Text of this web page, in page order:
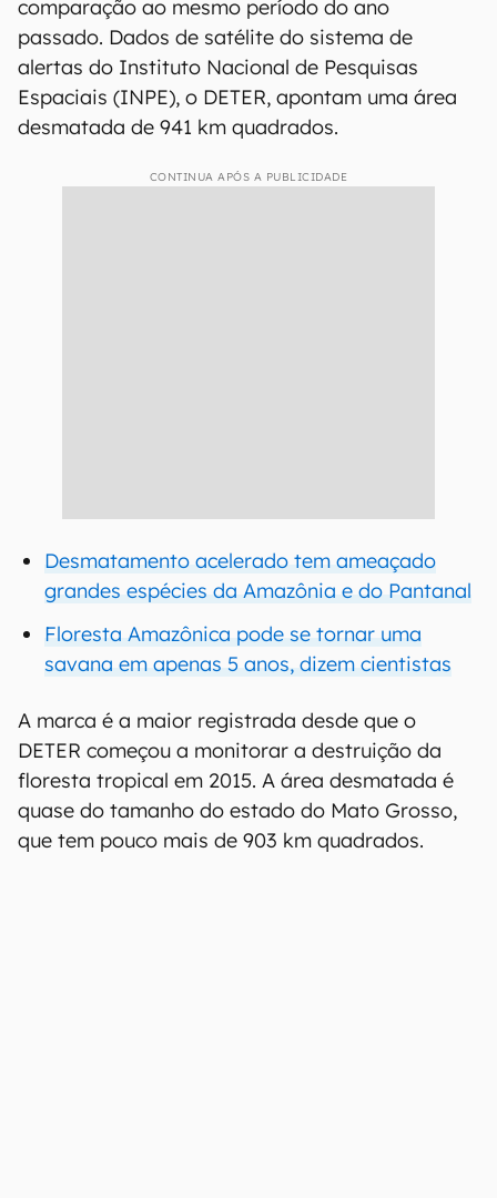
comparação ao mesmo período do ano
passado. Dados de satélite do sistema de
alertas do Instituto Nacional de Pesquisas
Espaciais (INPE), o DETER, apontam uma área
desmatada de 941 km quadrados.
CONTINUA APÓS A PUBLICIDADE
Desmatamento acelerado tem ameaçado
grandes espécies da Amazônia e do Pantanal
Floresta Amazônica pode se tornar uma
savana em apenas 5 anos, dizem cientistas
A marca é a maior registrada desde que o
DETER começou a monitorar a destruição da
floresta tropical em 2015. A área desmatada é
quase do tamanho do estado do Mato Grosso,
que tem pouco mais de 903 km quadrados.